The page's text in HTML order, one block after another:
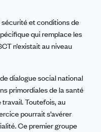
et conditions de
qui remplace les
n’existait au niveau
dialogue social national
primordiales de la santé
Toutefois, au
pourrait s’avérer
Ce premier groupe